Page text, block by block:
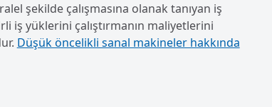
şekilde çalışmasına olanak tanıyan iş
iş yüklerini çalıştırmanın maliyetlerini
Düşük öncelikli sanal makineler hakkında